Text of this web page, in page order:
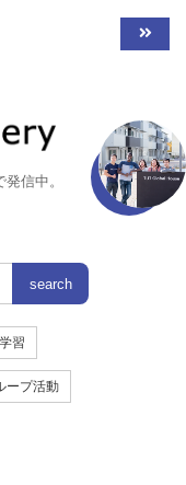
信中。
学習
ープ活動